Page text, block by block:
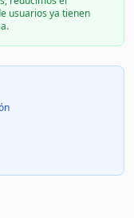
usuarios ya tienen